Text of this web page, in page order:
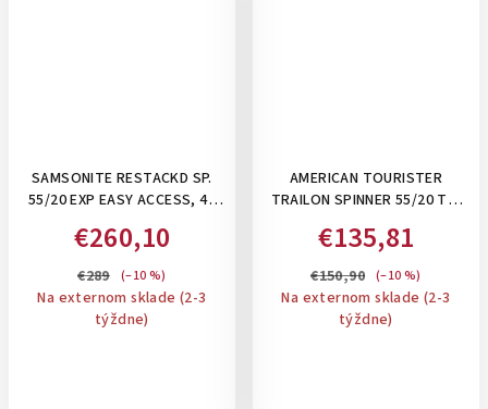
SAMSONITE RESTACKD SP.
55/20 EXP EASY ACCESS, 42
48L , S ODDELENÍM NA
NOTEBOOK, ORGANIZÉROM,
NÁLEPKAMI: BLACK
€260,10
€289 (–10 %)
Na externom sklade (2-3
týždne)
AMERICAN TOURISTER
TRAILON SPINNER 55/20 TS,
BLACK
€135,81
€150,90 (–10 %)
Na externom sklade (2-3
týždne)